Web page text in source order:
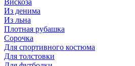
Вискоза
Из денима
Из льна
Плотная рубашка
Сорочка
Для спортивного костюма
Для толстовки